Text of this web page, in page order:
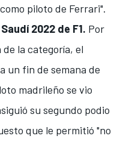
piloto de Ferrari".
2022 de F1. Por
la categoría, el
un fin de semana de
madrileño se vio
su segundo podio
que le permitió "no